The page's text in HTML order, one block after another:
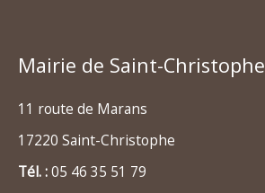
Mairie de Saint-Christophe
11 route de Marans
17220 Saint-Christophe
Tél. :05 46 35 51 79